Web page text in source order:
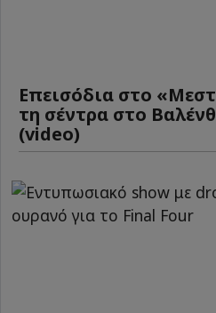
Επεισόδια στο
τη σέντρα στο
(video)